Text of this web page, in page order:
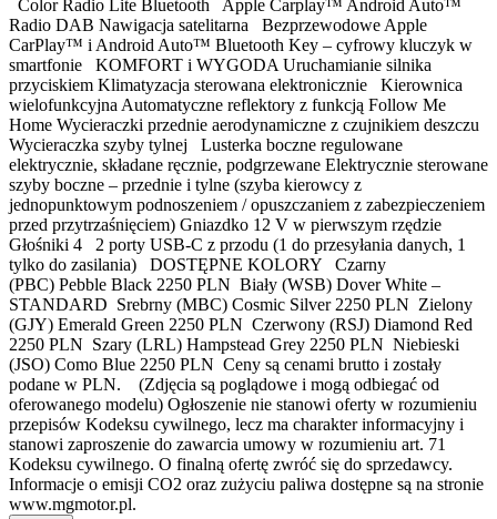
Color Radio Lite Bluetooth Apple Carplay™ Android Auto™
Radio DAB Nawigacja satelitarna Bezprzewodowe Apple
CarPlay™ i Android Auto™ Bluetooth Key – cyfrowy kluczyk w
smartfonie KOMFORT i WYGODA Uruchamianie silnika
przyciskiem Klimatyzacja sterowana elektronicznie Kierownica
wielofunkcyjna Automatyczne reflektory z funkcją Follow Me
Home Wycieraczki przednie aerodynamiczne z czujnikiem deszczu
Wycieraczka szyby tylnej Lusterka boczne regulowane
elektrycznie, składane ręcznie, podgrzewane Elektrycznie sterowane
szyby boczne – przednie i tylne (szyba kierowcy z
jednopunktowym podnoszeniem / opuszczaniem z zabezpieczeniem
przed przytrzaśnięciem) Gniazdko 12 V w pierwszym rzędzie
Głośniki 4 2 porty USB-C z przodu (1 do przesyłania danych, 1
tylko do zasilania) DOSTĘPNE KOLORY Czarny
(PBC) Pebble Black 2250 PLN Biały (WSB) Dover White –
STANDARD Srebrny (MBC) Cosmic Silver 2250 PLN Zielony
(GJY) Emerald Green 2250 PLN Czerwony (RSJ) Diamond Red
2250 PLN Szary (LRL) Hampstead Grey 2250 PLN Niebieski
(JSO) Como Blue 2250 PLN Ceny są cenami brutto i zostały
podane w PLN. (Zdjęcia są poglądowe i mogą odbiegać od
oferowanego modelu) Ogłoszenie nie stanowi oferty w rozumieniu
przepisów Kodeksu cywilnego, lecz ma charakter informacyjny i
stanowi zaproszenie do zawarcia umowy w rozumieniu art. 71
Kodeksu cywilnego. O finalną ofertę zwróć się do sprzedawcy.
Informacje o emisji CO2 oraz zużyciu paliwa dostępne są na stronie
www.mgmotor.pl.